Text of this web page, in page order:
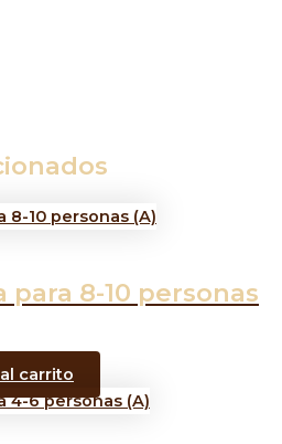
para 8-10 personas
carrito